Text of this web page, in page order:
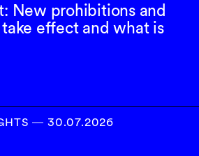
New prohibitions and
effect and what is
― 30.07.2026